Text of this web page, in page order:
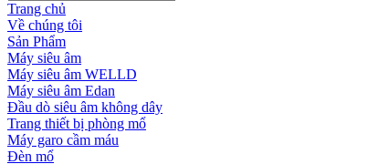
Trang chủ
Về chúng tôi
Sản Phẩm
Máy siêu âm
Máy siêu âm WELLD
Máy siêu âm Edan
Đầu dò siêu âm không dây
Trang thiết bị phòng mổ
Máy garo cầm máu
Đèn mổ